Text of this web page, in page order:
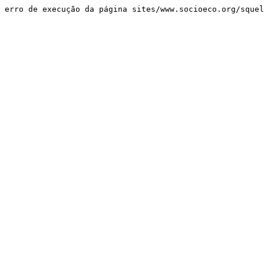
erro de execução da página sites/www.socioeco.org/